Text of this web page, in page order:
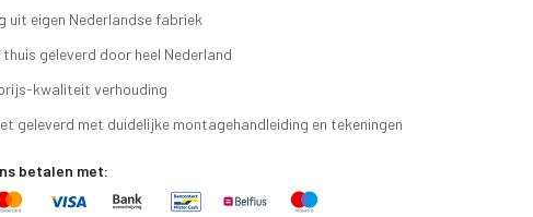
uit eigen Nederlandse fabriek
thuis geleverd door heel Nederland
kwaliteit verhouding
geleverd met duidelijke montagehandleiding en tekeningen
betalen met: